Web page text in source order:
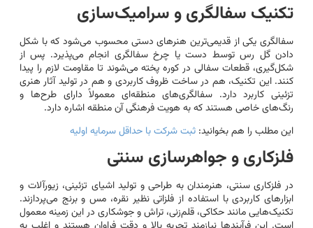
تکنیک سفالگری و سرامیک‌سازی
سفالگری یکی از قدیمی‌ترین هنرهای دستی محسوب می‌شود که با شکل
دادن گل رس توسط دست یا چرخ سفالگری انجام می‌پذیرد. پس از
شکل‌گیری، قطعات سفالی در کوره پخته می‌شوند تا مقاومت لازم را پیدا
کنند. این تکنیک، هم در ساخت ظروف کاربردی و هم در تولید آثار هنری
تزئینی کاربرد دارد. سفالگری‌های منطقه‌ای معمولاً دارای طرح‌ها و
رنگ‌های خاصی هستند که به هویت فرهنگی آن منطقه اشاره دارد.
این مطلب را هم بخوانید: ثبت شرکت با حداقل سرمایه اولیه
فلزکاری و جواهرسازی سنتی
در فلزکاری سنتی، هنرمندان به طراحی و تولید اشیای تزئینی، زیورآلات و
ابزارهای کاربردی با استفاده از فلزاتی نظیر نقره، مس و برنج می‌پردازند.
تکنیک‌هایی مانند حکاکی، قلم‌زنی، تراش و جوشکاری در این زمینه معمول